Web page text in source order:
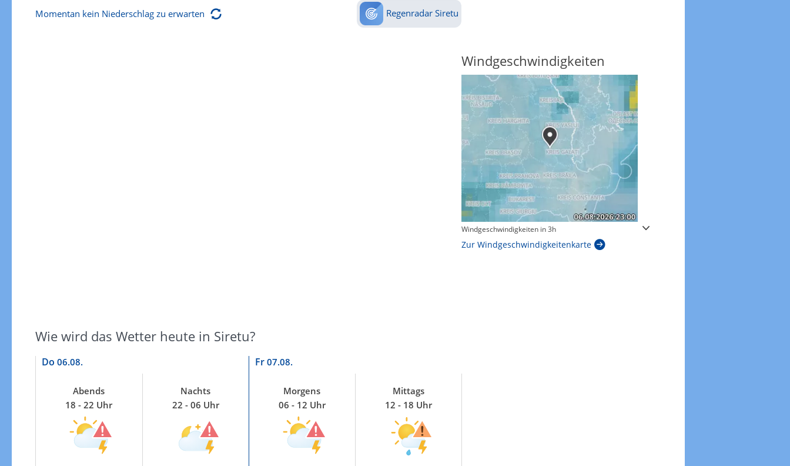
Momentan kein Niederschlag zu erwarten Regenradar Siretu
Wie wird das Wetter heute in Siretu?
Do 06.08. Fr 07.08.
Abends
18 - 22 Uhr
Nachts
22 - 06 Uhr
Morgens
06 - 12 Uhr
Mittags
12 - 18 Uhr
Windgeschwindigkeiten
Windgeschwindigkeiten in 3h
Zur Windgeschwindigkeitenkarte
Gewitterrisiko in 3h